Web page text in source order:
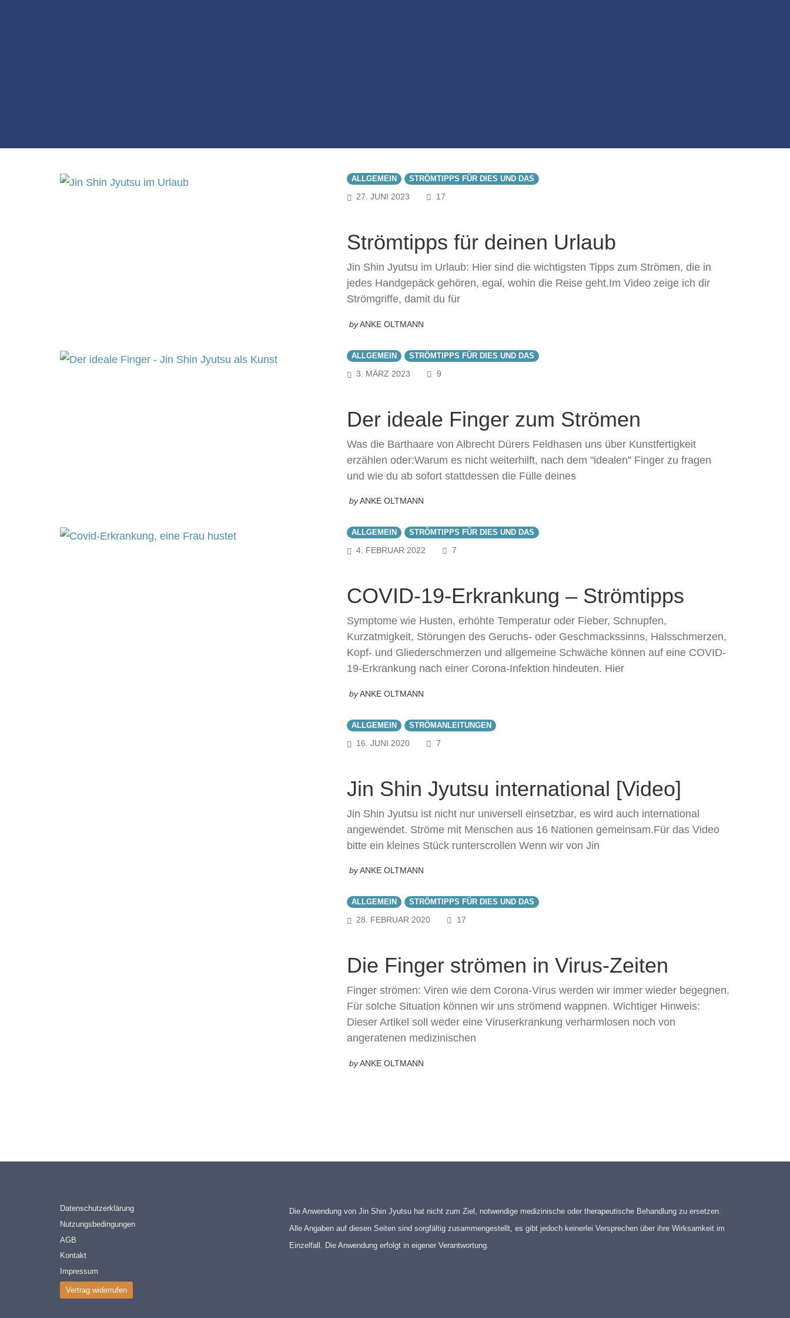
ALLGEMEIN STRÖMTIPPS FÜR DIES UND DAS
27. JUNI 2023 17COMMENTS
Strömtipps für deinen Urlaub
Jin Shin Jyutsu im Urlaub: Hier sind die wichtigsten Tipps zum Strömen, die in
jedes Handgepäck gehören, egal, wohin die Reise geht.Im Video zeige ich dir
Strömgriffe, damit du für
by ANKE OLTMANN
ALLGEMEIN STRÖMTIPPS FÜR DIES UND DAS
3. MÄRZ 2023 9COMMENTS
Der ideale Finger zum Strömen
Was die Barthaare von Albrecht Dürers Feldhasen uns über Kunstfertigkeit
erzählen oder:Warum es nicht weiterhilft, nach dem "idealen" Finger zu fragen
und wie du ab sofort stattdessen die Fülle deines
by ANKE OLTMANN
ALLGEMEIN STRÖMTIPPS FÜR DIES UND DAS
4. FEBRUAR 2022 7COMMENTS
COVID-19-Erkrankung – Strömtipps
Symptome wie Husten, erhöhte Temperatur oder Fieber, Schnupfen,
Kurzatmigkeit, Störungen des Geruchs- oder Geschmackssinns, Halsschmerzen,
Kopf- und Gliederschmerzen und allgemeine Schwäche können auf eine COVID-
19-Erkrankung nach einer Corona-Infektion hindeuten. Hier
by ANKE OLTMANN
ALLGEMEIN STRÖMANLEITUNGEN
16. JUNI 2020 7COMMENTS
Jin Shin Jyutsu international [Video]
Jin Shin Jyutsu ist nicht nur universell einsetzbar, es wird auch international
angewendet. Ströme mit Menschen aus 16 Nationen gemeinsam.Für das Video
bitte ein kleines Stück runterscrollen Wenn wir von Jin
by ANKE OLTMANN
ALLGEMEIN STRÖMTIPPS FÜR DIES UND DAS
28. FEBRUAR 2020 17COMMENTS
Die Finger strömen in Virus-Zeiten
Finger strömen: Viren wie dem Corona-Virus werden wir immer wieder begegnen.
Für solche Situation können wir uns strömend wappnen. Wichtiger Hinweis:
Dieser Artikel soll weder eine Viruserkrankung verharmlosen noch von
angeratenen medizinischen
by ANKE OLTMANN
Datenschutzerklärung
Nutzungsbedingungen
AGB
Kontakt
Impressum
Vertrag widerrufen
Die Anwendung von Jin Shin Jyutsu hat nicht zum Ziel, notwendige medizinische oder therapeutische Behandlung zu ersetzen.
Alle Angaben auf diesen Seiten sind sorgfältig zusammengestellt, es gibt jedoch keinerlei Versprechen über ihre Wirksamkeit im
Einzelfall. Die Anwendung erfolgt in eigener Verantwortung.